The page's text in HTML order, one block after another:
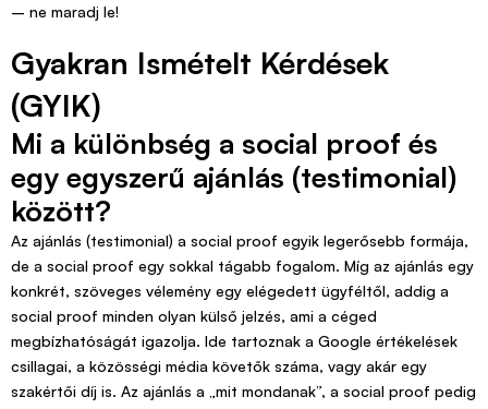
– ne maradj le!
Gyakran Ismételt Kérdések
(GYIK)
Mi a különbség a social proof és
egy egyszerű ajánlás (testimonial)
között?
Az ajánlás (testimonial) a social proof egyik legerősebb formája,
de a social proof egy sokkal tágabb fogalom. Míg az ajánlás egy
konkrét, szöveges vélemény egy elégedett ügyféltől, addig a
social proof minden olyan külső jelzés, ami a céged
megbízhatóságát igazolja. Ide tartoznak a Google értékelések
csillagai, a közösségi média követők száma, vagy akár egy
szakértői díj is. Az ajánlás a „mit mondanak”, a social proof pedig